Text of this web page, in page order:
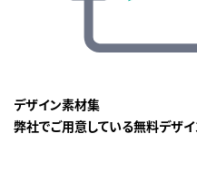
デザイン素材集
弊社でご用意している無料デザ